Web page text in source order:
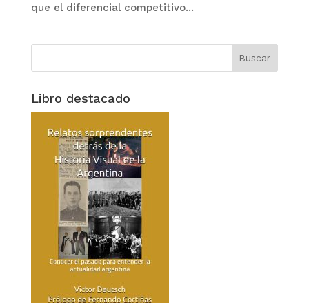
que el diferencial competitivo...
Libro destacado